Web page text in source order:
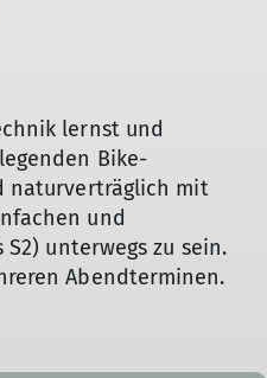
lernst und
Bike-
naturverträglich mit
und
unterwegs zu sein.
Abendterminen.